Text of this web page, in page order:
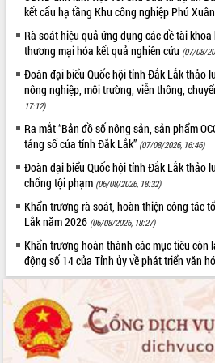
Kỳ họp thứ Hai, Hội đồng nhân dân
tỉnh khóa XI quyết nghị nhiều nội dung
quan trọng
Bí thư Tỉnh ủy Lương Nguyễn Minh
Triết thăm, tặng quà người có công với
cách mạng
Rà soát, hoàn thiện hệ thống thiết chế
văn hóa, thể thao đáp ứng yêu cầu
phát triển mới
Thường trực HĐND tỉnh Đắk Lắk gặp
mặt Đoàn chuyên gia y tế TP. Hồ Chí
Lễ truy điệu và an táng hài cốt liệt sĩ
tại Nghĩa trang Liệt sĩ xã Sơn Hòa
Bàn giải pháp tháo gỡ khó khăn trong
xuất khẩu sầu riêng và triển khai quy
Thứ trưởng Bộ Nông nghiệp và Môi
trường Nguyễn Hoàng Hiệp khảo sát
vùng trồng và doanh nghiệp đóng gói
sầu riêng tại Đắk Lắk
LIÊN KẾT WEB
THỐNG KÊ TRUY CẬP
Hôm nay:
20743
Tất cả: 66133857
kết cấu hạ tầng Khu công nghiệp Phú Xuân
Rà soát hiệu quả ứng dụng các đề tài
thương mại hóa kết quả nghiên cứu (07/08/
Đoàn đại biểu Quốc hội tỉnh Đắk Lắk thảo
nông nghiệp, môi trường, viễn thông,
17:12)
Ra mắt “Bản đồ số nông sản, sản phẩm
tảng số của tỉnh Đắk Lắk” (07/08/2026, 16:46)
Đoàn đại biểu Quốc hội tỉnh Đắk Lắk thảo
chống tội phạm (06/08/2026, 18:32)
Khẩn trương rà soát, hoàn thiện công tác
Lắk năm 2026 (06/08/2026, 18:27)
Khẩn trương hoàn thành các mục tiêu còn
động số 14 của Tỉnh ủy về phát triển văn